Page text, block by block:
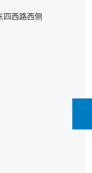
四西路西侧